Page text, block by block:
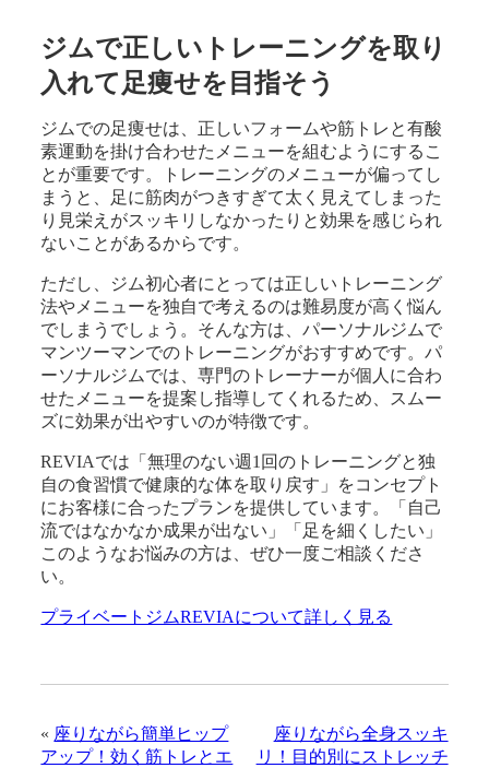
ジムで正しいトレーニングを取り
入れて足痩せを目指そう
ジムでの足痩せは、正しいフォームや筋トレと有酸
素運動を掛け合わせたメニューを組むようにするこ
とが重要です。トレーニングのメニューが偏ってし
まうと、足に筋肉がつきすぎて太く見えてしまった
り見栄えがスッキリしなかったりと効果を感じられ
ないことがあるからです。
ただし、ジム初心者にとっては正しいトレーニング
法やメニューを独自で考えるのは難易度が高く悩ん
でしまうでしょう。そんな方は、パーソナルジムで
マンツーマンでのトレーニングがおすすめです。パ
ーソナルジムでは、専門のトレーナーが個人に合わ
せたメニューを提案し指導してくれるため、スムー
ズに効果が出やすいのが特徴です。
REVIAでは「無理のない週1回のトレーニングと独
自の食習慣で健康的な体を取り戻す」をコンセプト
にお客様に合ったプランを提供しています。「自己
流ではなかなか成果が出ない」「足を細くしたい」
このようなお悩みの方は、ぜひ一度ご相談くださ
い。
プライベートジムREVIAについて詳しく見る
« 座りながら簡単ヒップ
アップ！効く筋トレとエ
座りながら全身スッキ
リ！目的別にストレッチ